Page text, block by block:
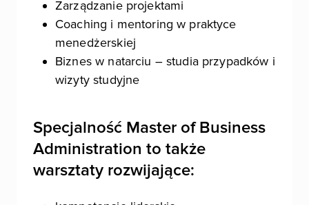
Zarządzanie projektami
Coaching i mentoring w praktyce
menedżerskiej
Biznes w natarciu – studia przypadków i
wizyty studyjne
Specjalność Master of Business
Administration to także
warsztaty rozwijające: